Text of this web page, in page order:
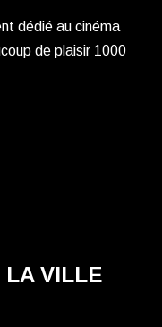
dédié au cinéma
de plaisir 1000
LA VILLE